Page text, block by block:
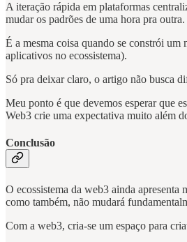
A iteração rápida em plataformas
mudar os padrões de uma hora pra outra.
É a mesma coisa quando se constrói
aplicativos no ecossistema).
Só pra deixar claro, o artigo não busca
Meu ponto é que devemos esperar que
Web3 crie uma expectativa muito além
Conclusão
O ecossistema da web3 ainda
como também, não mudará
Com a web3, cria-se um espaço para